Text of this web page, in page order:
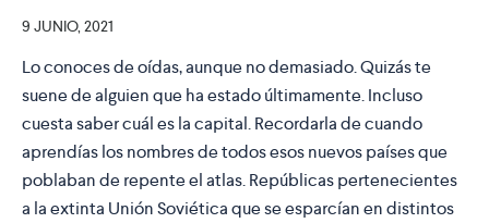
9 JUNIO, 2021
Lo conoces de oídas, aunque no demasiado. Quizás te
suene de alguien que ha estado últimamente. Incluso
cuesta saber cuál es la capital. Recordarla de cuando
aprendías los nombres de todos esos nuevos países que
poblaban de repente el atlas. Repúblicas pertenecientes
a la extinta Unión Soviética que se esparcían en distintos